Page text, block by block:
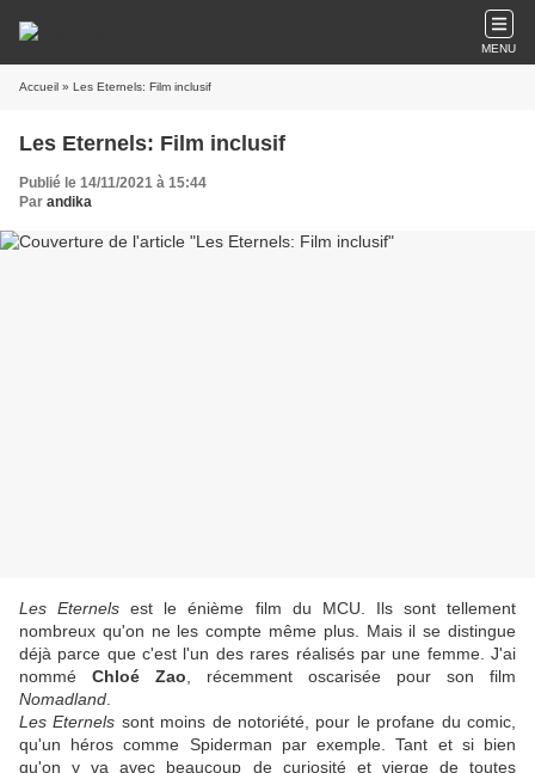
MENU
Accueil » Les Eternels: Film inclusif
Les Eternels: Film inclusif
Publié le 14/11/2021 à 15:44
Par andika
Les Eternelsest le énième film du MCU. Ils sont tellement
nombreux qu'on ne les compte même plus. Mais il se distingue
déjà parce que c'est l'un des rares réalisés par une femme. J'ai
nommé Chloé Zao , récemment oscarisée pour son film
Nomadland
Les Eternels sont moins de notoriété, pour le profane du comic,
qu'un héros comme Spiderman par exemple. Tant et si bien
qu'on y va avec beaucoup de curiosité et vierge de toutes